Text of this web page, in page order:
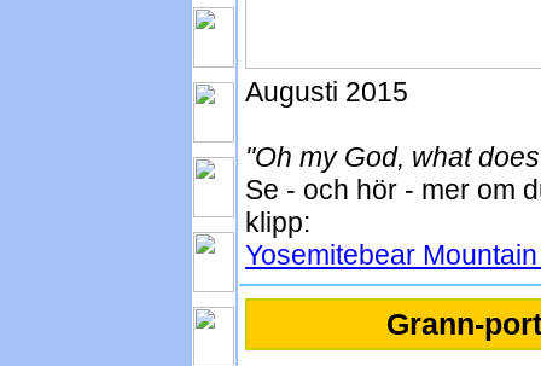
Augusti 2015
"Oh my God, what
Se - och hör - mer om
klipp:
Yosemitebear
Grann-